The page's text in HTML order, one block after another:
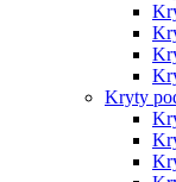
Kryty